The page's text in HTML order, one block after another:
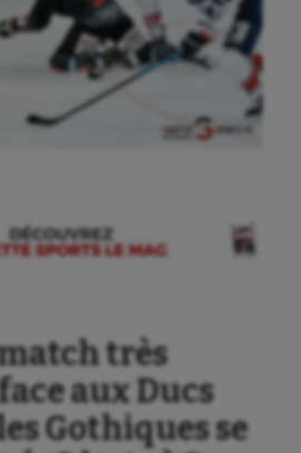
très
aux Ducs
Gothiques se